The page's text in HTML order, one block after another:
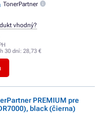
TonerPartner
30 dní: 28,73 €
vhodný?
PREMIUM pre
black (čierna)